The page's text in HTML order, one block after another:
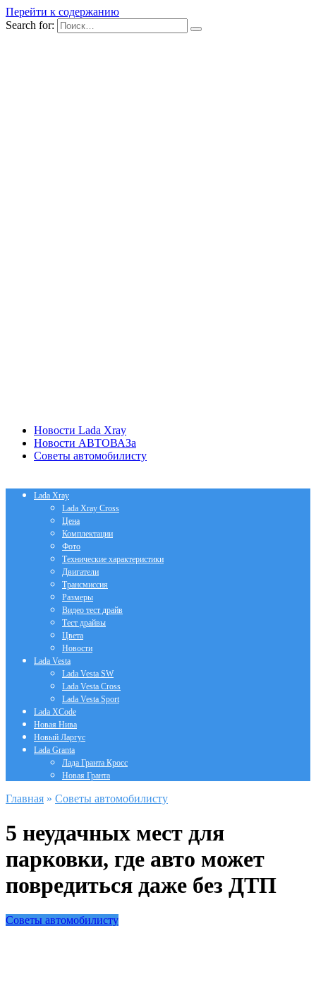
Перейти к содержанию
Search for:
Новости Lada Xray
Новости АВТОВАЗа
Советы автомобилисту
Lada Xray
Lada Xray Cross
Цена
Комплектации
Фото
Технические характеристики
Двигатели
Трансмиссия
Размеры
Видео тест драйв
Тест драйвы
Цвета
Новости
Lada Vesta
Lada Vesta SW
Lada Vesta Cross
Lada Vesta Sport
Lada XCode
Новая Нива
Новый Ларгус
Lada Granta
Лада Гранта Кросс
Новая Гранта
Главная » Советы автомобилисту
5 неудачных мест для
парковки, где авто может
повредиться даже без ДТП
Советы автомобилисту